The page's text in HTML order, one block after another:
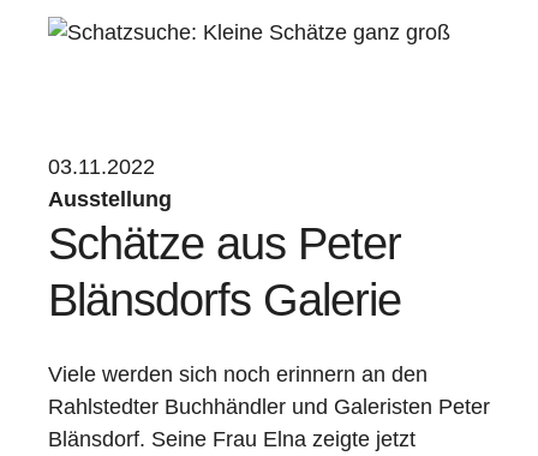
03.11.2022
Ausstellung
Schätze aus Peter
Blänsdorfs Galerie
Viele werden sich noch erinnern an den
Rahlstedter Buchhändler und Galeristen Peter
Blänsdorf. Seine Frau Elna zeigte jetzt